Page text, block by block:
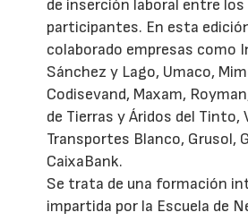
de inserción laboral entre los
participantes. En esta
colaborado empresas como
Sánchez y Lago, Umaco,
Codisevand, Maxam,
de Tierras y Áridos del Tinto,
Transportes Blanco, Grusol,
CaixaBank.
Se trata de una formación
impartida por la Escuela de